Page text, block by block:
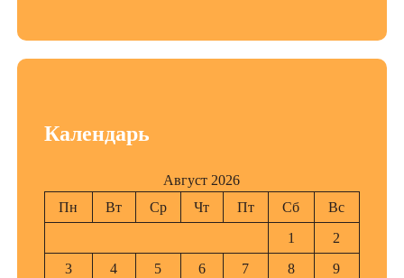
Календарь
Август 2026
Пн
Вт Ср Чт Пт Сб
Вс
1
2
3
4 5 6 7 8
9